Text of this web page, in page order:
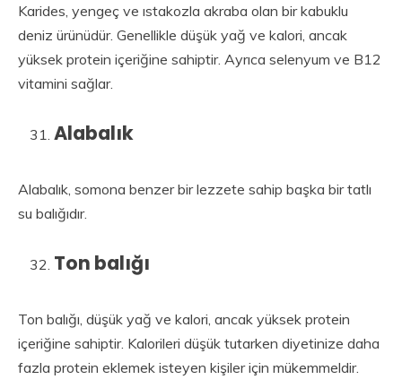
Karides, yengeç ve ıstakozla akraba olan bir kabuklu
deniz ürünüdür. Genellikle düşük yağ ve kalori, ancak
yüksek protein içeriğine sahiptir. Ayrıca selenyum ve B12
vitamini sağlar.
Alabalık
Alabalık, somona benzer bir lezzete sahip başka bir tatlı
su balığıdır.
Ton balığı
Ton balığı, düşük yağ ve kalori, ancak yüksek protein
içeriğine sahiptir. Kalorileri düşük tutarken diyetinize daha
fazla protein eklemek isteyen kişiler için mükemmeldir.